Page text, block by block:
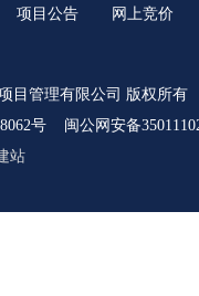
目管理有限公司 版权所有
号
闽公网安备
站
项目公告 网上竞价